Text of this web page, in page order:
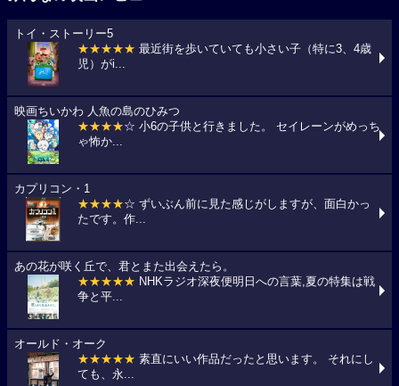
トイ・ストーリー5
★★★★★ 最近街を歩いていても小さい子（特に3、4歳
児）がi...
映画ちいかわ 人魚の島のひみつ
★★★★☆ 小6の子供と行きました。 セイレーンがめっち
ゃ怖か...
カプリコン・1
★★★★☆ ずいぶん前に見た感じがしますが、面白かっ
たです。作...
あの花が咲く丘で、君とまた出会えたら。
★★★★★ NHKラジオ深夜便明日への言葉,夏の特集は戦
争と平...
オールド・オーク
★★★★★ 素直にいい作品だったと思います。 それにし
ても、永...